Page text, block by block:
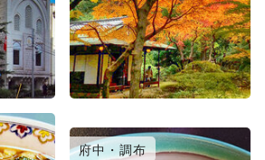
日暮里・北千住
府中・調布